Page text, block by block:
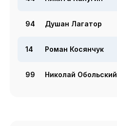
94 Душан Лагатор
14 Роман Косянчук
99 Николай Обольский